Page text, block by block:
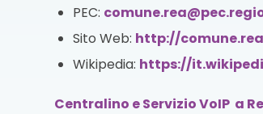
PEC:
Sito Web: http://
Wikipedia: https://
Centralino e Servizio VoIP a